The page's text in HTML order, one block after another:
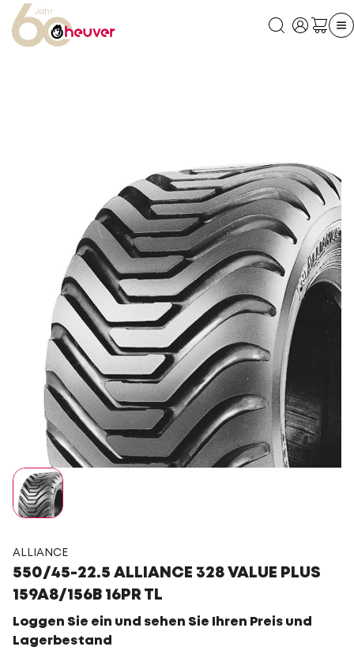
ALLIANCE
550/45-22.5 ALLIANCE 328 VALUE PLUS
159A8/156B 16PR TL
Loggen Sie ein und sehen Sie Ihren Preis und
Lagerbestand